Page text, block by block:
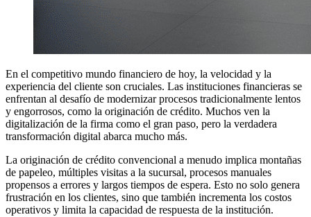
En el competitivo mundo financiero de hoy, la velocidad y la
experiencia del cliente son cruciales. Las instituciones financieras se
enfrentan al desafío de modernizar procesos tradicionalmente lentos
y engorrosos, como la originación de crédito. Muchos ven la
digitalización de la firma como el gran paso, pero la verdadera
transformación digital abarca mucho más.
La originación de crédito convencional a menudo implica montañas
de papeleo, múltiples visitas a la sucursal, procesos manuales
propensos a errores y largos tiempos de espera. Esto no solo genera
frustración en los clientes, sino que también incrementa los costos
operativos y limita la capacidad de respuesta de la institución.